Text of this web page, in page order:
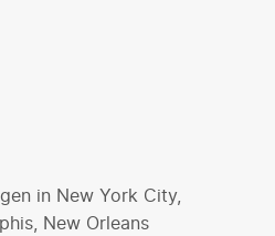
in New York City,
New Orleans